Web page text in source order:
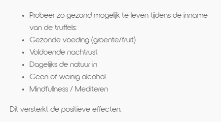
Probeer zo gezond mogelijk te leven tijdens de inname
van de truffels:
Gezonde voeding (groente/fruit)
Voldoende nachtrust
Dagelijks de natuur in
Geen of weinig alcohol
Mindfullness / Mediteren
Dit versterkt de positieve effecten.